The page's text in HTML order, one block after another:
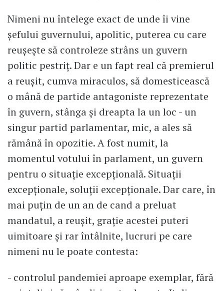
Nimeni nu întelege exact de unde îi vine
șefului guvernului, apolitic, puterea cu care
reușește să controleze strâns un guvern
politic pestriț. Dar e un fapt real că premierul
a reușit, cumva miraculos, să domesticească
o mână de partide antagoniste reprezentate
în guvern, stânga și dreapta la un loc - un
singur partid parlamentar, mic, a ales să
rămână în opozitie. A fost numit, la
momentul votului în parlament, un guvern
pentru o situație excepțională. Situații
excepționale, soluții excepționale. Dar care, în
mai puțin de un an de cand a preluat
mandatul, a reușit, grație acestei puteri
uimitoare și rar întâlnite, lucruri pe care
nimeni nu le poate contesta:
- controlul pandemiei aproape exemplar, fără